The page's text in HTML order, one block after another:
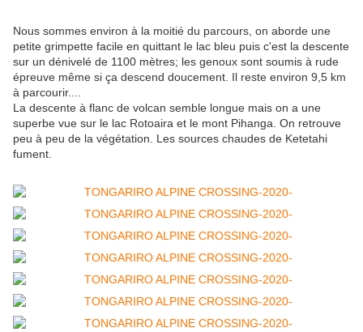
Nous sommes environ à la moitié du parcours, on aborde une
petite grimpette facile en quittant le lac bleu puis c'est la descente
sur un dénivelé de 1100 mètres; les genoux sont soumis à rude
épreuve même si ça descend doucement. Il reste environ 9,5 km
à parcourir....
La descente à flanc de volcan semble longue mais on a une
superbe vue sur le lac Rotoaira et le mont Pihanga. On retrouve
peu à peu de la végétation. Les sources chaudes de Ketetahi
fument.